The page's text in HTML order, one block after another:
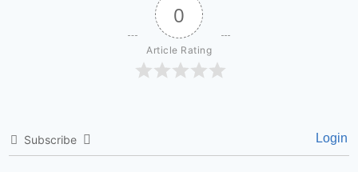
0
Article Rating
Subscribe Login